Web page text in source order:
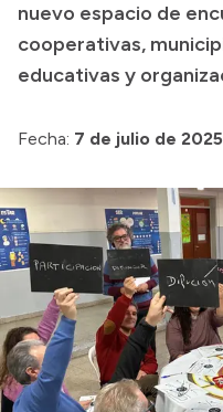
Consulta de pago a
Convocatorias
Login
nuevo espacio de
cooperativas,
educativas y
Fecha: 7 de julio de 2025